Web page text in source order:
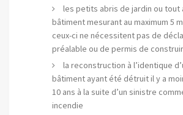
les petits abris de jardin ou tout
bâtiment mesurant au maximum 5
ceux-ci ne nécessitent pas de
préalable ou de permis de
la reconstruction à l’identique
bâtiment ayant été détruit il y a
10 ans à la suite d’un sinistre
incendie